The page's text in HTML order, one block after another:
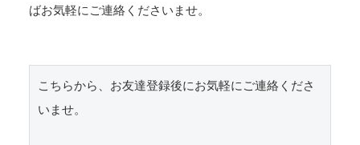
ばお気軽にご連絡くださいませ。
こちらから、お友達登録後にお気軽にご連絡くださ
いませ。